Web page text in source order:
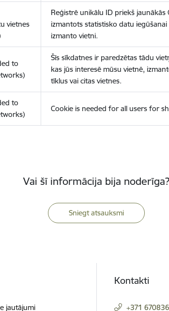
vietnes
Reģistrē unikālu ID priekš jaunākās
izmantots statistisko datu
izmanto vietni.
to
Šīs sīkdatnes ir paredzētas tādu
kas jūs interesē mūsu vietnē,
tīklus vai citas vietnes.
to
Cookie is needed for all users for
Vai šī informācija bija noderīga?
Sniegt atsauksmi
jautājumi
Kontakti
+371